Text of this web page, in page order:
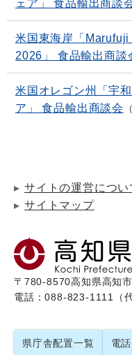
ェア」 食品輸出商談
米国東海岸「
2026」 食品輸出商談
米国オレゴン州「宇
ア」 食品輸出商談会
サイトの運営につい
サイトマップ
〒780-8570高知県高知
電話：088-823-1111（
県庁舎配置一覧 電